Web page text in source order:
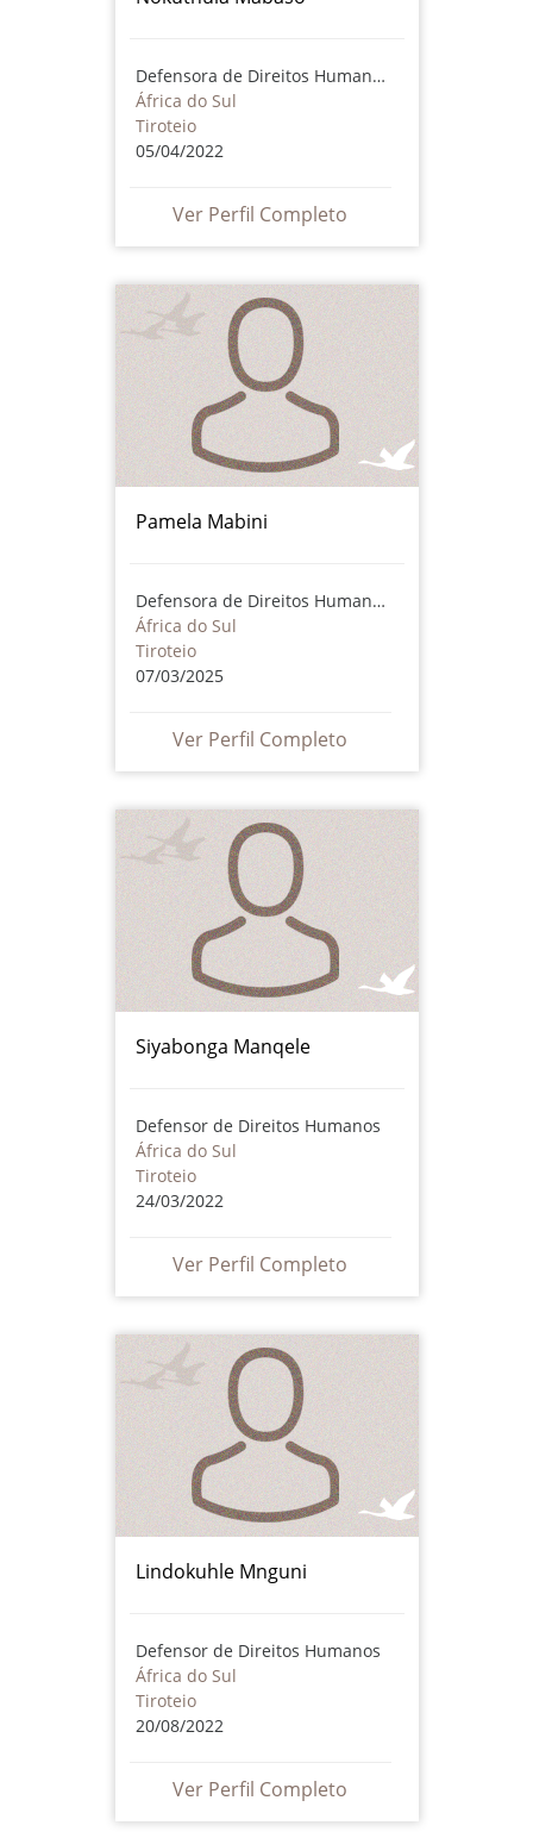
Defensora de Direitos Humanos
África do Sul
Tiroteio
05/04/2022
Ver Perfil Completo
Pamela Mabini
Defensora de Direitos Humanos
África do Sul
Tiroteio
07/03/2025
Ver Perfil Completo
Siyabonga Manqele
Defensor de Direitos Humanos
África do Sul
Tiroteio
24/03/2022
Ver Perfil Completo
Lindokuhle Mnguni
Defensor de Direitos Humanos
África do Sul
Tiroteio
20/08/2022
Ver Perfil Completo